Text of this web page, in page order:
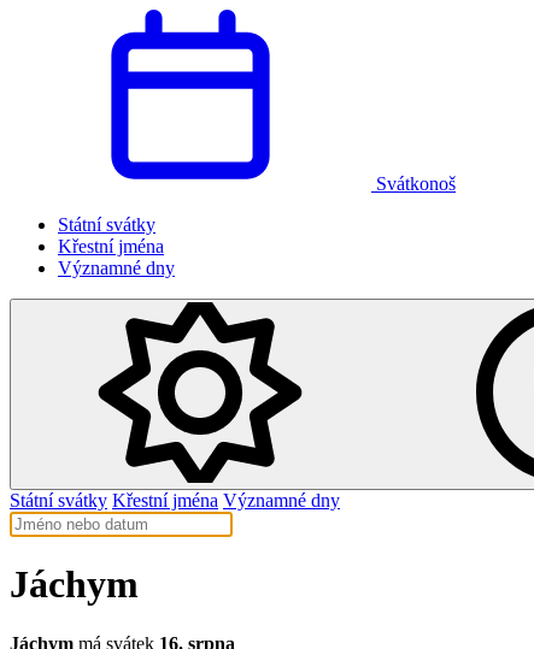
Svátkonoš
Státní svátky
Křestní jména
Významné dny
Státní svátky Křestní jména Významné dny
Jáchym
Jáchym má svátek 16. srpna